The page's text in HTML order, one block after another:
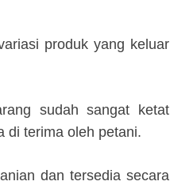
produk yang keluar
sudah sangat ketat
di terima oleh petani.
dan tersedia secara